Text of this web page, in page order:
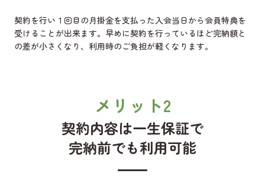
契約を行い１回目の月掛金を支払った入会当日から会員特典を
受けることが出来ます。早めに契約を行っているほど完納額と
の差が小さくなり、利用時のご負担が軽くなります。
メリット2
契約内容は一生保証で
完納前でも利用可能